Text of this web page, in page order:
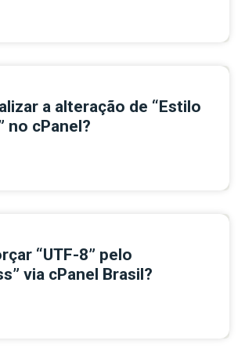
a alteração de “Estilo
no cPanel?
“UTF-8” pelo
via cPanel Brasil?